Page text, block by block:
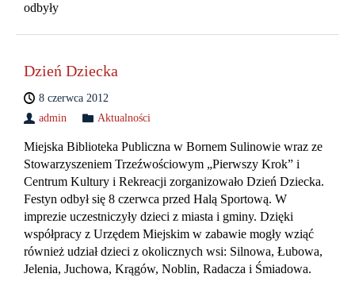
odbyły
Dzień Dziecka
8 czerwca 2012
admin
Aktualności
Miejska Biblioteka Publiczna w Bornem Sulinowie wraz ze
Stowarzyszeniem Trzeźwościowym „Pierwszy Krok” i
Centrum Kultury i Rekreacji zorganizowało Dzień Dziecka.
Festyn odbył się 8 czerwca przed Halą Sportową. W
imprezie uczestniczyły dzieci z miasta i gminy. Dzięki
współpracy z Urzędem Miejskim w zabawie mogły wziąć
również udział dzieci z okolicznych wsi: Silnowa, Łubowa,
Jelenia, Juchowa, Krągów, Noblin, Radacza i Śmiadowa.